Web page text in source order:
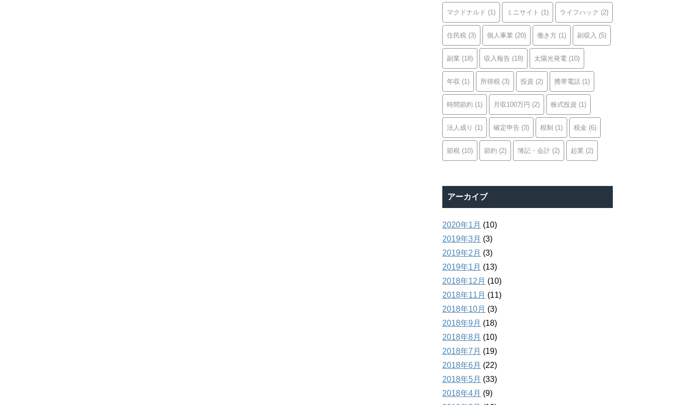
マクドナルド (1) ミニサイト (1) ライフハック (2)
住民税 (3) 個人事業 (20) 働き方 (1) 副収入 (5)
副業 (18) 収入報告 (18) 太陽光発電 (10)
年収 (1) 所得税 (3) 投資 (2) 携帯電話 (1)
時間節約 (1) 月収100万円 (2) 株式投資 (1)
法人成り (1) 確定申告 (3) 税制 (1) 税金 (6)
節税 (10) 節約 (2) 簿記・会計 (2) 起業 (2)
アーカイブ
2020年1月 (10)
2019年3月 (3)
2019年2月 (3)
2019年1月 (13)
2018年12月 (10)
2018年11月 (11)
2018年10月 (3)
2018年9月 (18)
2018年8月 (10)
2018年7月 (19)
2018年6月 (22)
2018年5月 (33)
2018年4月 (9)